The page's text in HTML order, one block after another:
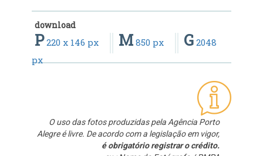
download
P220 x 146 px M 850 px G 2048
px
O uso das fotos produzidas pela Agência Porto
Alegre é livre. De acordo com a legislação em vigor,
é obrigatório registrar o crédito.